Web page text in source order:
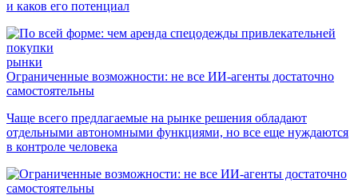
и каков его потенциал
рынки
Ограниченные возможности: не все ИИ-агенты достаточно
самостоятельны
Чаще всего предлагаемые на рынке решения обладают
отдельными автономными функциями, но все еще нуждаются
в контроле человека